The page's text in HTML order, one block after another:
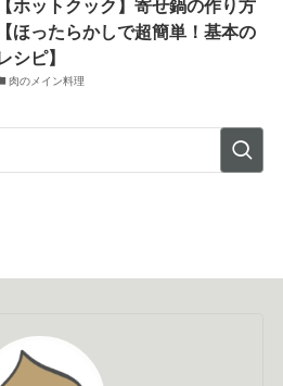
【ホットクック】寄せ鍋の作り方
【ほったらかしで超簡単！基本の
シピ】
肉のメイン料理